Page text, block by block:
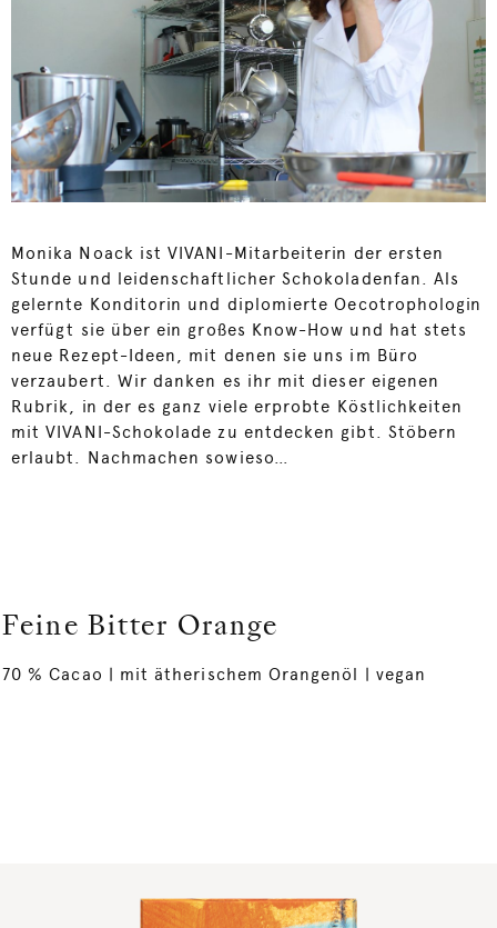
Monika Noack ist VIVANI-Mitarbeiterin der ersten
Stunde und leidenschaftlicher Schokoladenfan. Als
gelernte Konditorin und diplomierte Oecotrophologin
verfügt sie über ein großes Know-How und hat stets
neue Rezept-Ideen, mit denen sie uns im Büro
verzaubert. Wir danken es ihr mit dieser eigenen
Rubrik, in der es ganz viele erprobte Köstlichkeiten
mit VIVANI-Schokolade zu entdecken gibt. Stöbern
erlaubt. Nachmachen sowieso…
Feine Bitter Orange
70 % Cacao | mit ätherischem Orangenöl | vegan